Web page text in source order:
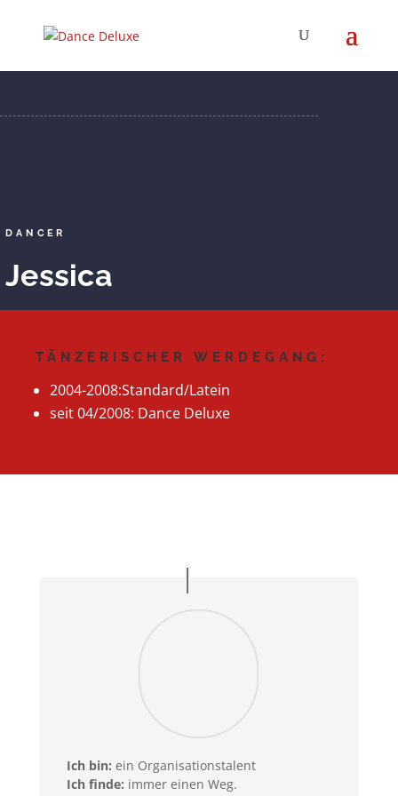
DANCER
Jessica
TÄNZERISCHER WERDEGANG:
2004-2008:Standard/Latein
seit 04/2008: Dance Deluxe
Ich bin: ein Organisationstalent
Ich finde: immer einen Weg.